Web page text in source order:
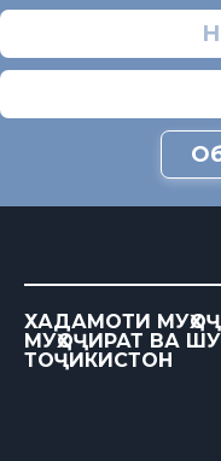
ХАДАМОТИ
МУҲОҶИРАТ ВА
ТОҶИКИСТОН